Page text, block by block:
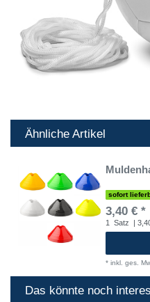
Ähnliche Artikel
sofort
3,40 € *
1 Satz |
* inkl. ges.
Das könnte noch